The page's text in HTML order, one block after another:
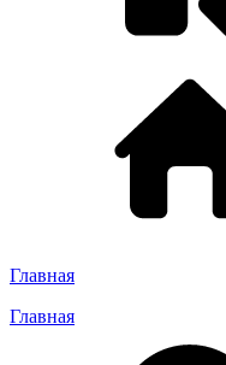
Главная
Главная